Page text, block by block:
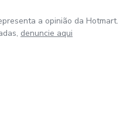
a opinião da Hotmart.
denuncie aqui